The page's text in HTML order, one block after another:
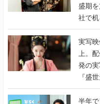
盛期
社で
『
んだ
実写
上。
発の
『盛
うこ
半年で